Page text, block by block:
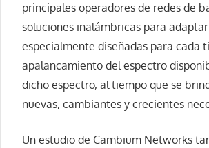
principales operadores de redes de
soluciones inalámbricas para
especialmente diseñadas para cada
apalancamiento del espectro
dicho espectro, al tiempo que se
nuevas, cambiantes y crecientes
Un estudio de Cambium Networks